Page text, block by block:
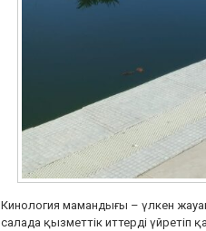
Кинология мамандығы – үлкен
салада қызметтік иттерді үйретіп